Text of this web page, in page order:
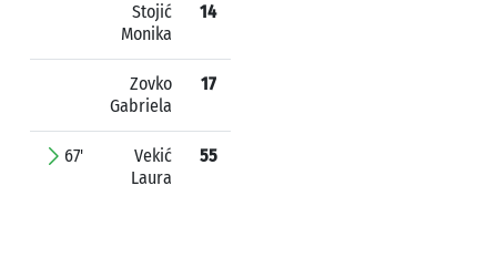
Stojić
Monika
14
Zovko
Gabriela
17
67'
Vekić
Laura
55